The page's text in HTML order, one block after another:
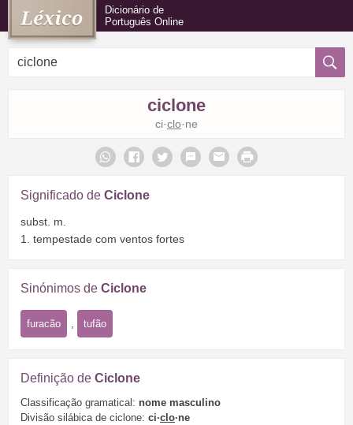
Dicionário de
Português Online
ciclone
ci·clo·ne
Significado de Ciclone
subst. m.
1. tempestade com ventos fortes
Sinónimos de Ciclone
furacão tufão
Definição de Ciclone
Classificação gramatical: nome masculino
Divisão silábica de ciclone: ci·clo·ne